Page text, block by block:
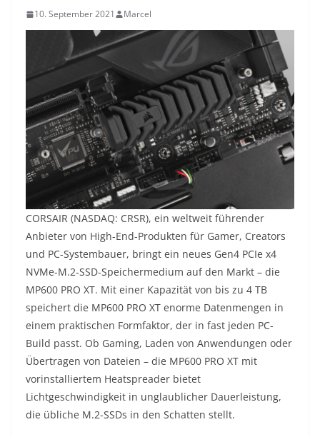
10. September 2021 Marcel
CORSAIR (NASDAQ: CRSR), ein weltweit führender
Anbieter von High-End-Produkten für Gamer, Creators
und PC-Systembauer, bringt ein neues Gen4 PCIe x4
NVMe-M.2-SSD-Speichermedium auf den Markt – die
MP600 PRO XT. Mit einer Kapazität von bis zu 4 TB
speichert die MP600 PRO XT enorme Datenmengen in
einem praktischen Formfaktor, der in fast jeden PC-
Build passt. Ob Gaming, Laden von Anwendungen oder
Übertragen von Dateien – die MP600 PRO XT mit
vorinstalliertem Heatspreader bietet
Lichtgeschwindigkeit in unglaublicher Dauerleistung,
die übliche M.2-SSDs in den Schatten stellt.